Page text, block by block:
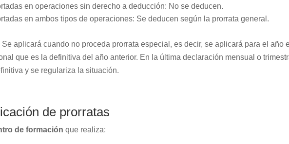
en operaciones sin derecho a deducción: No se deducen.
en ambos tipos de operaciones: Se deducen según la prorrata general.
Se aplicará cuando no proceda prorrata especial, es decir, se aplicará para el año
que es la definitiva del año anterior. En la última declaración mensual o
y se regulariza la situación.
de prorratas
de formación que realiza: